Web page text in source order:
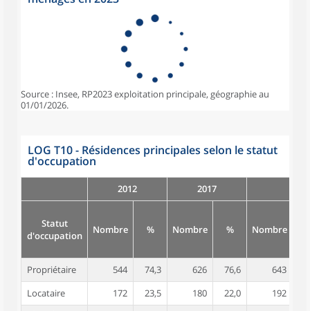
Source : Insee, RP2023 exploitation principale, géographie au
01/01/2026.
LOG T10 - Résidences principales selon le statut
d'occupation
2012 2017
Statut
d'occupation
Nombre % Nombre % Nombre
Propriétaire 544 74,3 626 76,6 643
Locataire
172 23,5 180 22,0 192